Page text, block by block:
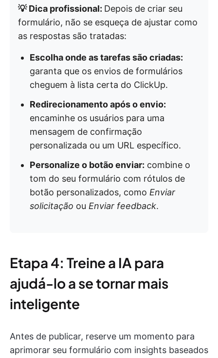
💡 Dica profissional: Depois de criar seu
formulário, não se esqueça de ajustar como
as respostas são tratadas:
Escolha onde as tarefas são criadas:
garanta que os envios de formulários
cheguem à lista certa do ClickUp.
Redirecionamento após o envio:
encaminhe os usuários para uma
mensagem de confirmação
personalizada ou um URL específico.
Personalize o botão enviar: combine o
tom do seu formulário com rótulos de
botão personalizados, como Enviar
solicitação ou Enviar feedback.
Etapa 4: Treine a IA para
ajudá-lo a se tornar mais
inteligente
Antes de publicar, reserve um momento para
aprimorar seu formulário com insights baseados